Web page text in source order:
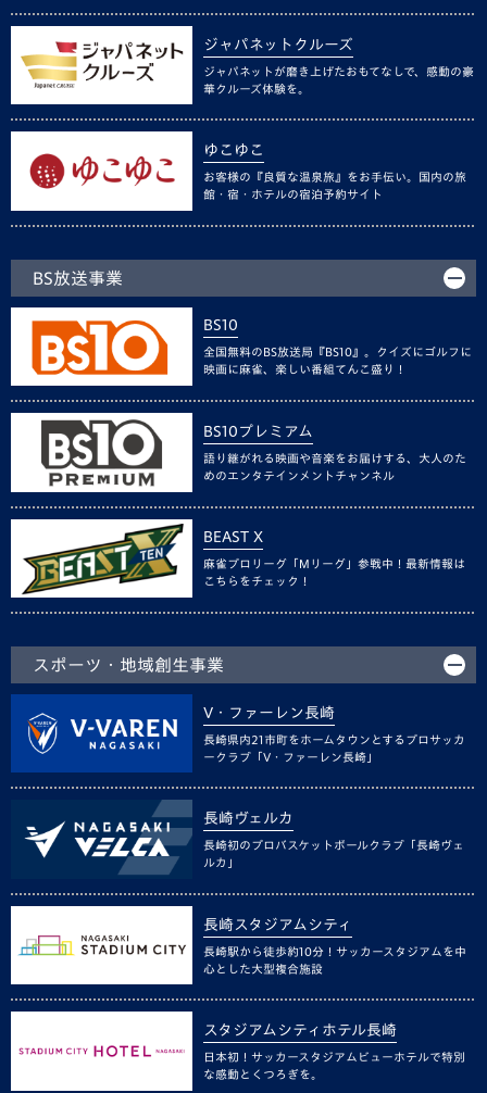
ジャパネットクルーズ
ジャパネットが磨き上げたおもてなしで、感動の豪
華クルーズ体験を。
ゆこゆこ
お客様の『良質な温泉旅』をお手伝い。国内の旅
館・宿・ホテルの宿泊予約サイト
BS放送事業
BS10
全国無料のBS放送局『BS10』。クイズにゴルフに
映画に麻雀、楽しい番組てんこ盛り！
BS10プレミアム
語り継がれる映画や音楽をお届けする、大人のた
めのエンタテインメントチャンネル
BEAST X
麻雀プロリーグ「Mリーグ」参戦中！最新情報は
こちらをチェック！
スポーツ・地域創生事業
V・ファーレン長崎
長崎県内21市町をホームタウンとするプロサッカ
ークラブ「V・ファーレン長崎」
長崎ヴェルカ
長崎初のプロバスケットボールクラブ「長崎ヴェ
ルカ」
長崎スタジアムシティ
長崎駅から徒歩約10分！サッカースタジアムを中
心とした大型複合施設
スタジアムシティホテル長崎
日本初！サッカースタジアムビューホテルで特別
な感動とくつろぎを。